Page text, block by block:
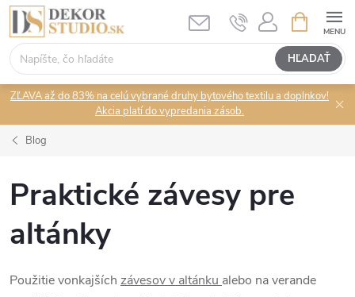
Prejsť
obsah
HĽADAŤ
KOŠÍK
ZĽAVA až do 83% na celú vybrané druhy bytového textilu a doplnkov!
Akcia platí do vypredania zásob.
Blog
Praktické závesy pre
altánky
Použitie vonkajších závesov v altánku alebo na verande